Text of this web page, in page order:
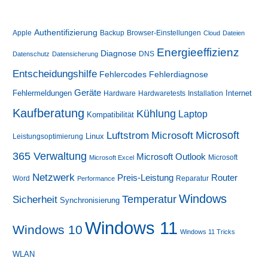
Apple Authentifizierung Backup Browser-Einstellungen Cloud Dateien
Datenschutz Datensicherung Diagnose DNS Energieeffizienz
Entscheidungshilfe Fehlercodes Fehlerdiagnose
Fehlermeldungen Geräte Hardware Hardwaretests Installation Internet
Kaufberatung Kompatibilität Kühlung Laptop
Leistungsoptimierung Linux Luftstrom Microsoft Microsoft
365 Verwaltung Microsoft Excel Microsoft Outlook Microsoft
Word Netzwerk Performance Preis-Leistung Reparatur Router
Sicherheit Synchronisierung Temperatur Windows
Windows 10 Windows 11 Windows 11 Tricks
WLAN